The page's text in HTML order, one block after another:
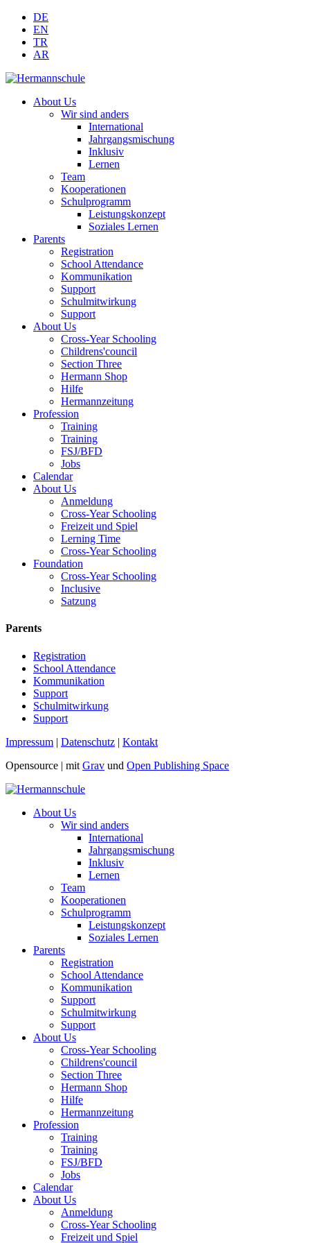
DE
EN
TR
AR
About Us
Wir sind anders
International
Jahrgangsmischung
Inklusiv
Lernen
Team
Kooperationen
Schulprogramm
Leistungskonzept
Soziales Lernen
Parents
Registration
School Attendance
Kommunikation
Support
Schulmitwirkung
Support
About Us
Cross-Year Schooling
Childrens'council
Section Three
Hermann Shop
Hilfe
Hermannzeitung
Profession
Training
Training
FSJ/BFD
Jobs
Calendar
About Us
Anmeldung
Cross-Year Schooling
Freizeit und Spiel
Lerning Time
Cross-Year Schooling
Foundation
Cross-Year Schooling
Inclusive
Satzung
Parents
Registration
School Attendance
Kommunikation
Support
Schulmitwirkung
Support
Impressum | Datenschutz | Kontakt
Opensource | mit Grav und Open Publishing Space
About Us
Wir sind anders
International
Jahrgangsmischung
Inklusiv
Lernen
Team
Kooperationen
Schulprogramm
Leistungskonzept
Soziales Lernen
Parents
Registration
School Attendance
Kommunikation
Support
Schulmitwirkung
Support
About Us
Cross-Year Schooling
Childrens'council
Section Three
Hermann Shop
Hilfe
Hermannzeitung
Profession
Training
Training
FSJ/BFD
Jobs
Calendar
About Us
Anmeldung
Cross-Year Schooling
Freizeit und Spiel